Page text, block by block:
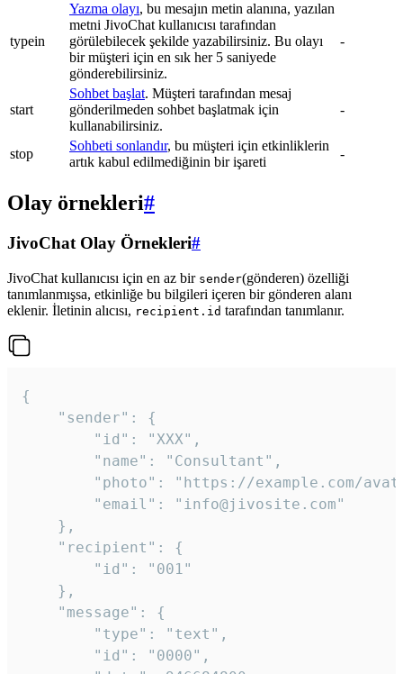
typein
Yazma olayı, bu mesajın metin alanına, yazılan
metni JivoChat kullanıcısı tarafından
görülebilecek şekilde yazabilirsiniz. Bu olayı
bir müşteri için en sık her 5 saniyede
gönderebilirsiniz.
-
start
Sohbet başlat. Müşteri tarafından mesaj
gönderilmeden sohbet başlatmak için
kullanabilirsiniz.
-
stop
Sohbeti sonlandır, bu müşteri için etkinliklerin
artık kabul edilmediğinin bir işareti
-
Olay örnekleri#
JivoChat Olay Örnekleri#
JivoChat kullanıcısı için en az bir sender(gönderen) özelliği
tanımlanmışsa, etkinliğe bu bilgileri içeren bir gönderen alanı
eklenir. İletinin alıcısı, recipient.id tarafından tanımlanır.
{